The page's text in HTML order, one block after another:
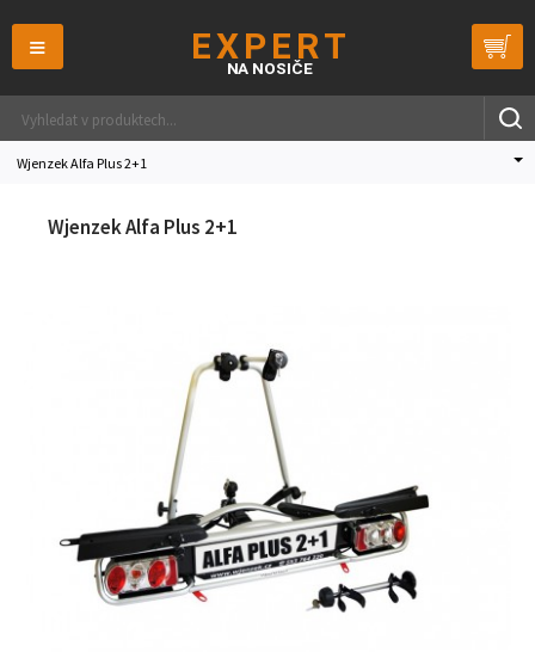
≡
Wjenzek Alfa Plus 2+1
Wjenzek Alfa Plus 2+1